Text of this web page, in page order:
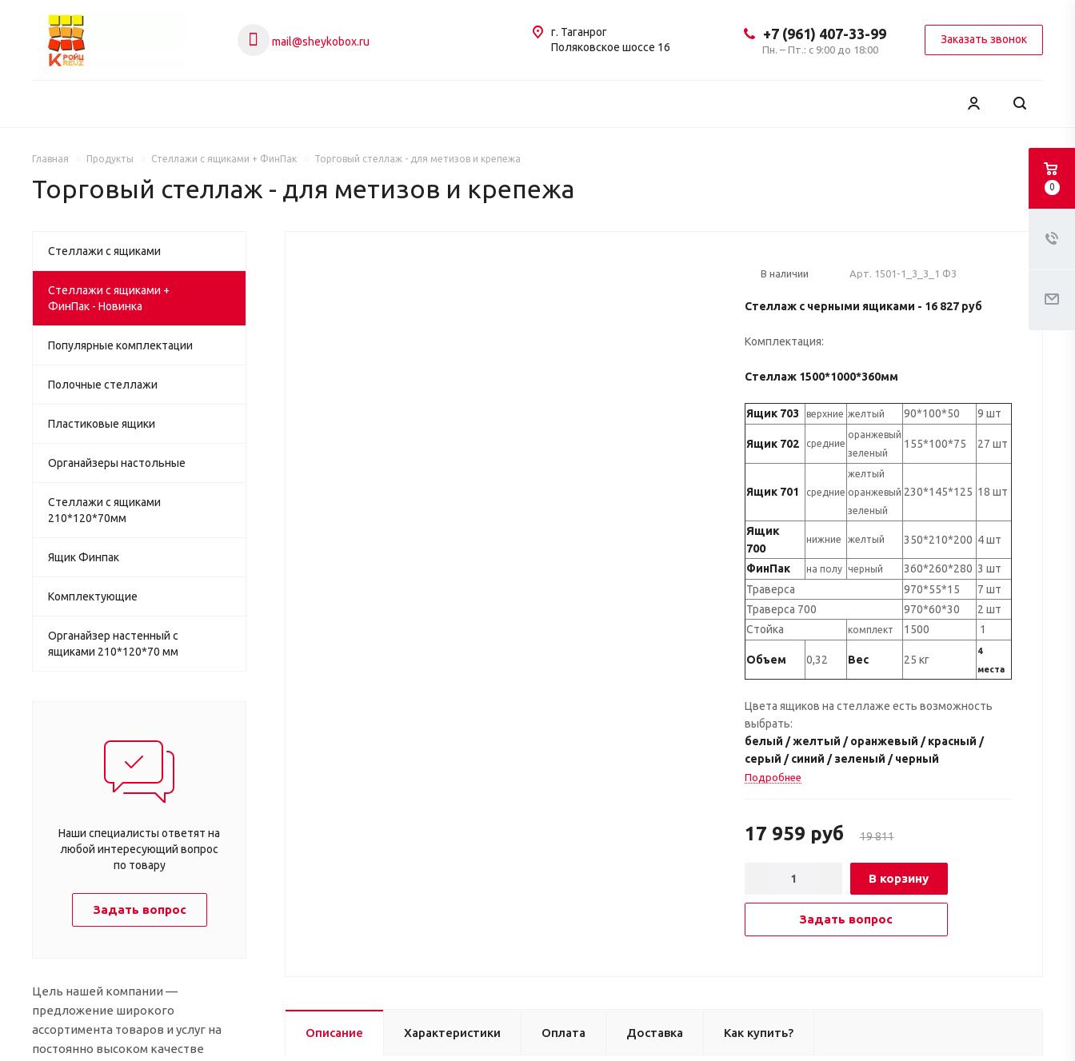
mail@sheykobox.ru +7 (961) 407-33-99
Пн. – Пт.: с 9:00 до 18:00
Заказать звонок
г. Таганрог
Поляковское шоссе 16
Главная Продукты Стеллажи с ящиками + ФинПак Торговый стеллаж - для метизов и крепежа
Торговый стеллаж - для метизов и крепежа
В наличии Арт. 1501-1_3_3_1 Ф3
Стеллаж с черными ящиками - 16 827 руб
Комплектация:
Стеллаж 1500*1000*360мм
Ящик 703 верхние желтый 90*100*50 9 шт
Ящик 702 средние
оранжевый
зеленый
155*100*75 27 шт
Ящик 701 средние
желтый
оранжевый
зеленый
230*145*125 18 шт
Ящик
700
нижние желтый 350*210*200 4 шт
ФинПак на полу черный 360*260*280 3 шт
Траверса
970*55*15
7 шт
Траверса 700
970*60*30
2 шт
Стойка
комплект 1500 1
Объем 0,32 Вес 25 кг
4
места
Цвета ящиков на стеллаже есть возможность
выбрать:
белый / желтый / оранжевый / красный /
серый / синий / зеленый / черный
Подробнее
17 959 руб 19 811
В корзину
Задать вопрос
Описание Характеристики Оплата Доставка Как купить?
Стеллажи с ящиками
Стеллажи с ящиками +
ФинПак - Новинка
Популярные комплектации
Полочные стеллажи
Пластиковые ящики
Органайзеры настольные
Стеллажи с ящиками
210*120*70мм
Ящик Финпак
Комплектующие
Органайзер настенный с
ящиками 210*120*70 мм
Наши специалисты ответят на
любой интересующий вопрос
по товару
Задать вопрос
Цель нашей компании —
предложение широкого
ассортимента товаров и услуг на
постоянно высоком качестве
0